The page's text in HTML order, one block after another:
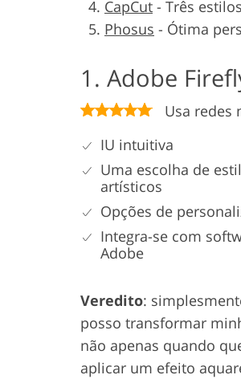
CapCut - Três
Phosus - Ótima
1. Adobe
Usa redes
IU intuitiva
Uma escolha de
artísticos
Opções de
Integra-se com
Adobe
Veredito:
posso transformar
não apenas quando
aplicar um efeito